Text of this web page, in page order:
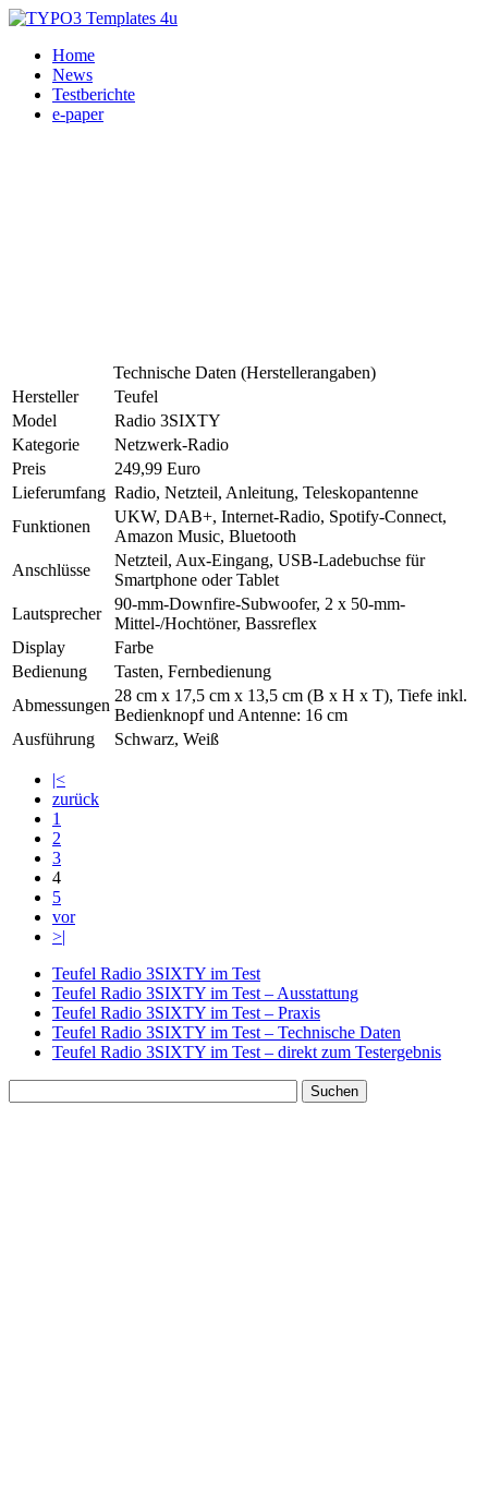
Home
News
Testberichte
e-paper
Technische Daten (Herstellerangaben)
Hersteller
Teufel
Model
Radio 3SIXTY
Kategorie
Netzwerk-Radio
Preis
249,99 Euro
Lieferumfang Radio, Netzteil, Anleitung, Teleskopantenne
Funktionen
UKW, DAB+, Internet-Radio, Spotify-Connect,
Amazon Music, Bluetooth
Anschlüsse
Netzteil, Aux-Eingang, USB-Ladebuchse für
Smartphone oder Tablet
Lautsprecher
90-mm-Downfire-Subwoofer, 2 x 50-mm-
Mittel-/Hochtöner, Bassreflex
Display
Farbe
Bedienung
Tasten, Fernbedienung
Abmessungen
28 cm x 17,5 cm x 13,5 cm (B x H x T), Tiefe inkl.
Bedienknopf und Antenne: 16 cm
Ausführung
Schwarz, Weiß
|<
zurück
1
2
3
4
5
vor
>|
Teufel Radio 3SIXTY im Test
Teufel Radio 3SIXTY im Test – Ausstattung
Teufel Radio 3SIXTY im Test – Praxis
Teufel Radio 3SIXTY im Test – Technische Daten
Teufel Radio 3SIXTY im Test – direkt zum Testergebnis